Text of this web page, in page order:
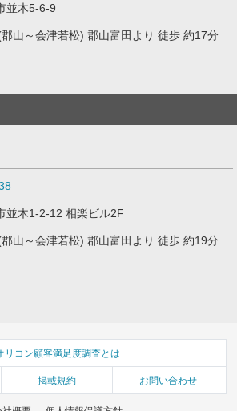
並木5-6-9
山～会津若松) 郡山富田より 徒歩 約17分
並木1-2-12 相楽ビル2F
山～会津若松) 郡山富田より 徒歩 約19分
リコン顧客満足度調査とは
掲載規約 お問い合わせ